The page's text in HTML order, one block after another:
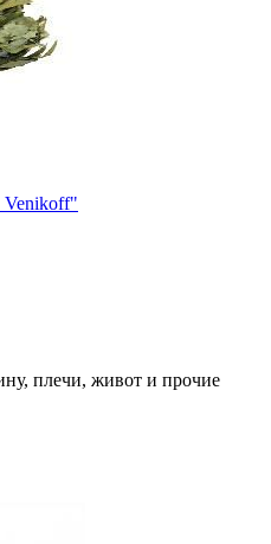
плечи, живот и прочие